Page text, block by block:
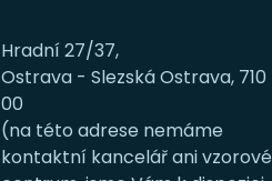
Hradní 27/37,
Ostrava - Slezská Ostrava, 710
00
(na této adrese nemáme
kontaktní kancelář ani vzorové